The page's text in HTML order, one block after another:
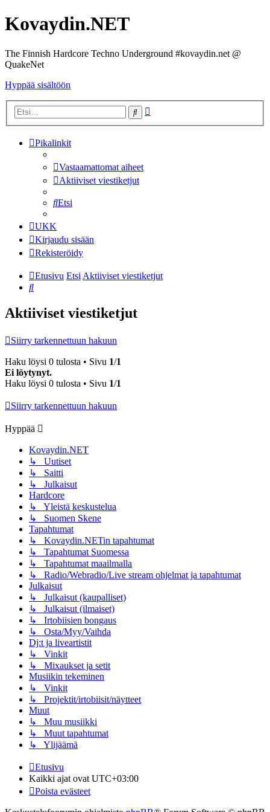
Kovaydin.NET
The Finnish Hardcore Techno Underground #kovaydin.net @
QuakeNet
Hyppää sisältöön
Etsi
Pikalinkit
Vastaamattomat aiheet
Aktiiviset viestiketjut
Etsi
UKK
Kirjaudu sisään
Rekisteröidy
Etusivu EtsiAktiiviset viestiketjut
Etsi
Aktiiviset viestiketjut
Siirry tarkennettuun hakuun
Haku löysi 0 tulosta • Sivu 1/1
Ei löytynyt.
Haku löysi 0 tulosta • Sivu 1/1
Siirry tarkennettuun hakuun
Hyppää
Kovaydin.NET
↳ Uutiset
↳ Saitti
↳ Julkaisut
Hardcore
↳ Yleistä keskustelua
↳ Suomen Skene
Tapahtumat
↳ Kovaydin.NETin tapahtumat
↳ Tapahtumat Suomessa
↳ Tapahtumat maailmalla
↳ Radio/Webradio/Live stream ohjelmat ja tapahtumat
Julkaisut
↳ Julkaisut (kaupalliset)
↳ Julkaisut (ilmaiset)
↳ Irtobiisien bongaus
↳ Osta/Myy/Vaihda
Dj:t ja liveartistit
↳ Vinkit
↳ Mixaukset ja setit
Musiikin tekeminen
↳ Vinkit
↳ Projektit/irtobiisit/näytteet
Muut
↳ Muu musiikki
↳ Muut tapahtumat
↳ Ylijäämä
Etusivu
Kaikki ajat ovat UTC+03:00
Poista evästeet